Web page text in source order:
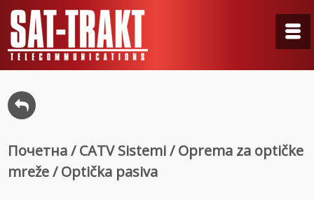
Почетна/CATV Sistemi/Oprema za optičke
mreže/ Optička pasiva